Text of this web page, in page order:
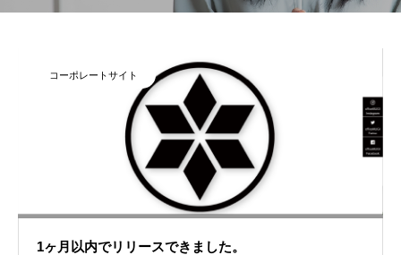
コーポレートサイト
1ヶ月以内でリリースできました。